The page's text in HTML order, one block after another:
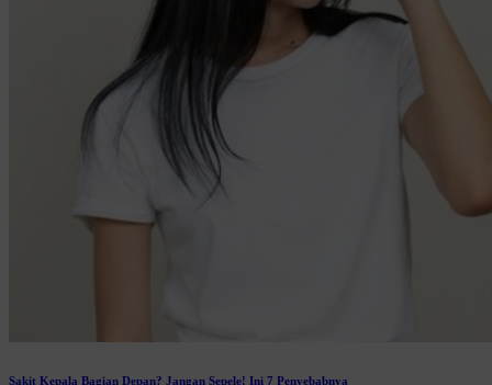
Sakit Kepala Bagian Depan? Jangan Sepele! Ini 7 Penyebabnya